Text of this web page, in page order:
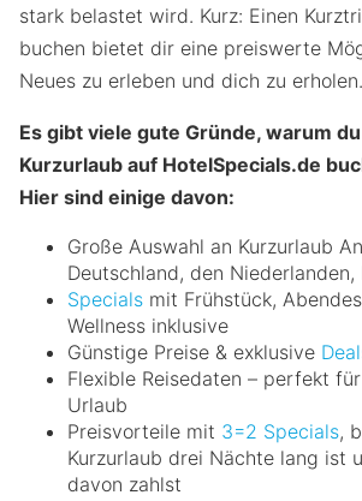
stark belastet wird. Kurz: Einen
buchen bietet dir eine preiswerte
Neues zu erleben und dich zu erholen.
Es gibt viele gute Gründe, warum
Kurzurlaub auf HotelSpecials.de
Hier sind einige davon:
Große Auswahl an Kurzurlaub
Deutschland, den
Specials mit Frühstück,
Wellness inklusive
Günstige Preise & exklusive
Flexible Reisedaten – perfekt
Urlaub
Preisvorteile mit 3=2 Specials,
Kurzurlaub drei Nächte lang ist
davon zahlst